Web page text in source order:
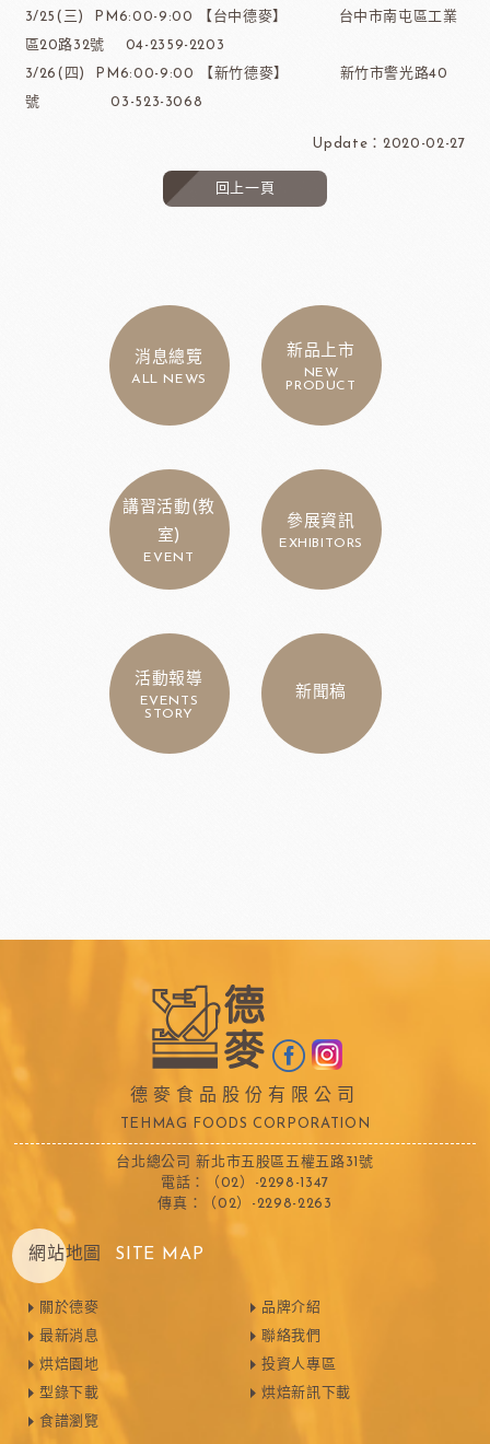
3/25(三) PM6:00-9:00 【台中德麥】 台中市南屯區工業
區20路32號 04-2359-2203
3/26(四) PM6:00-9:00 【新竹德麥】 新竹市警光路40
號 03-523-3068
Update：2020-02-27
回上一頁
消息總覽
ALL NEWS
新品上市
NEW
PRODUCT
講習活動(教
室)
EVENT
參展資訊
EXHIBITORS
活動報導
EVENTS
STORY
新聞稿
德麥食品股份有限公司
TEHMAG FOODS CORPORATION
台北總公司 新北市五股區五權五路31號
電話：（02）-2298-1347
傳真：（02）-2298-2263
網站地圖 SITE MAP
關於德麥
最新消息
烘焙園地
型錄下載
食譜瀏覽
品牌介紹
聯絡我們
投資人專區
烘焙新訊下載